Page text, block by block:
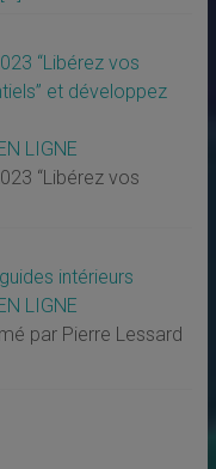
“Libérez vos
et développez
LIGNE
“Libérez vos
intérieurs
LIGNE
par Pierre Lessard